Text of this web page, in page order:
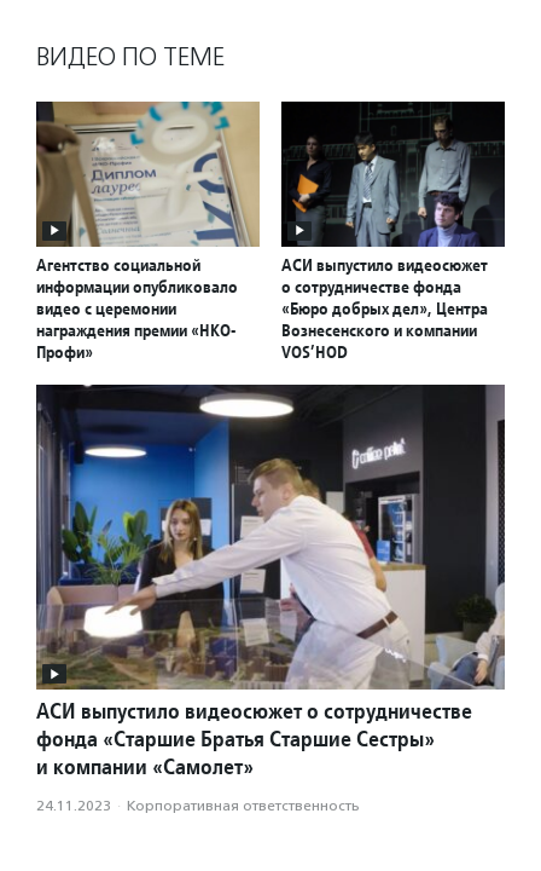
ВИДЕО ПО ТЕМЕ
Агентство социальной
информации опубликовало
видео с церемонии
награждения премии «НКО-
Профи»
АСИ выпустило видеосюжет
о сотрудничестве фонда
«Бюро добрых дел», Центра
Вознесенского и компании
VOS’HOD
АСИ выпустило видеосюжет о сотрудничестве
фонда «Старшие Братья Старшие Сестры»
и компании «Самолет»
24.11.2023 · Корпоративная ответственность